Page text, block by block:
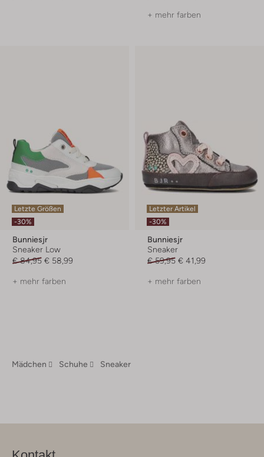
+ mehr farben
Letzte Größen
-30%
Bunniesjr
Sneaker Low
€ 84,95 € 58,99
+ mehr farben
Letzter Artikel
-30%
Bunniesjr
Sneaker
€ 59,95 € 41,99
+ mehr farben
Mädchen Schuhe Sneaker